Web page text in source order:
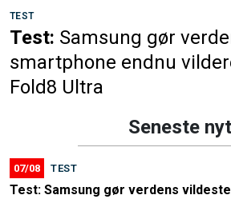
TEST
Test: Samsung gør
smartphone endnu
Fold8 Ultra
Seneste nyt
07/08 TEST
Test: Samsung gør verdens